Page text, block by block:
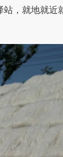
站，就地就近